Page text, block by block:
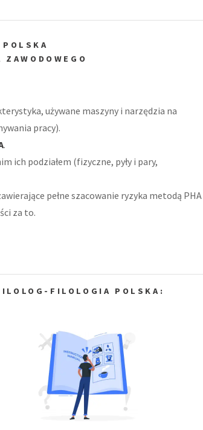
używane maszyny i narzędzia na
pracy).
.
ich podziałem (fizyczne, pyły i pary,
pełne szacowanie ryzyka metodą PHA
za to.
FILOLOGIA POLSKA: